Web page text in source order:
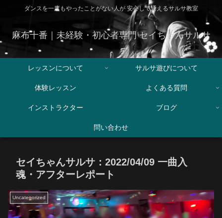
ダンスを一度もやったことがない人が 安心して通えるサルサ教室
麻布十番｜未経験・初心者専門 セイちゃんサルサ
レッスンについて サルサ遊びについて
体験レッスン よくある質問
インストラクター ブログ
問い合わせ
セイちゃんサルサ：2022/04/09 一曲入
魂・アフターレポート
Uncategorized